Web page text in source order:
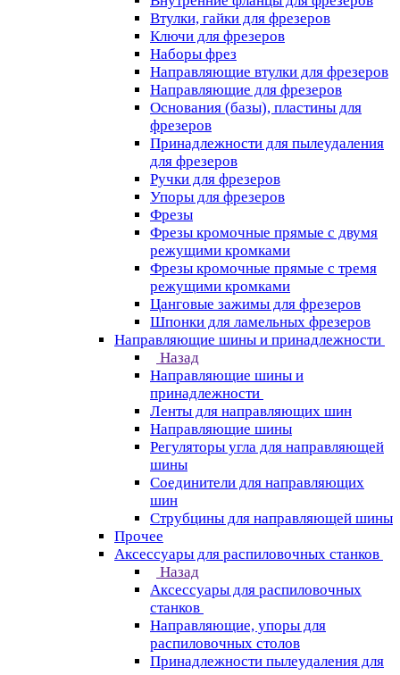
Втулки, гайки для фрезеров
Ключи для фрезеров
Наборы фрез
Направляющие втулки для фрезеров
Направляющие для фрезеров
Основания (базы), пластины для
фрезеров
Принадлежности для пылеудаления
для фрезеров
Ручки для фрезеров
Упоры для фрезеров
Фрезы
Фрезы кромочные прямые с двумя
режущими кромками
Фрезы кромочные прямые с тремя
режущими кромками
Цанговые зажимы для фрезеров
Шпонки для ламельных фрезеров
Направляющие шины и принадлежности
Назад
Направляющие шины и
принадлежности
Ленты для направляющих шин
Направляющие шины
Регуляторы угла для направляющей
шины
Соединители для направляющих
шин
Струбцины для направляющей шины
Прочее
Аксессуары для распиловочных станков
Назад
Аксессуары для распиловочных
станков
Направляющие, упоры для
распиловочных столов
Принадлежности пылеудаления для